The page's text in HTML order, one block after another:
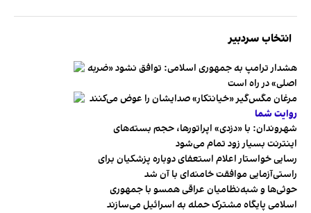
انتخاب سردبیر
هشدار ترامپ به جمهوری اسلامی: توافق نشود «ضربه
اصلی» در راه است
مرغان مگس‌گیر «خیانتکار» صدایشان را عوض می‌کنند
روایت شما
شهروندان:‌ با «دزدی» اپراتورها، حجم بسته‌های
اینترنت بسیار زود تمام می‌شود
رسایی خواستار اعلام استعفای دوباره پزشکیان برای
راستی‌آزمایی موافقت خامنه‌ای با آن شد
حوثی‌ها و شبه‌نظامیان عراقی همسو با جمهوری
اسلامی پایگاه مشترک حمله به اسرائیل می‌سازند